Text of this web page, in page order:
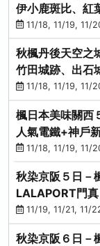
伊小鹿斑比、紅
勢龍蝦+和牛
11/18, 11/19, 11/
秋楓丹後天空之
竹田城跡、出石
11/18, 11/19, 11/
楓日本美味關西
人氣電鐵+神戶
11/18, 11/19, 11/
秋染京阪５日－
LALAPORT門真
11/19, 11/21, 11/
秋染京阪６日－